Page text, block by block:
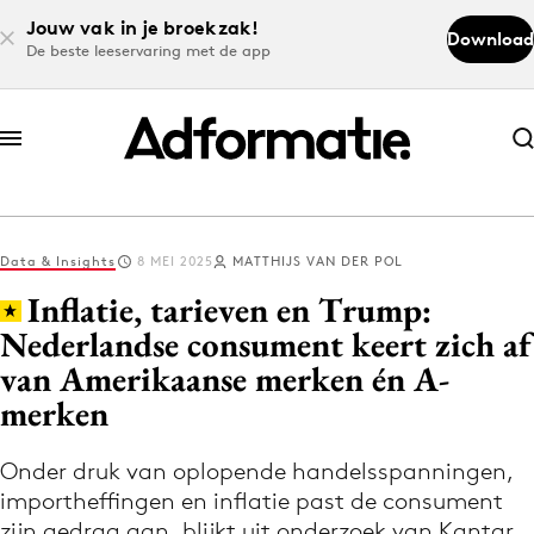
Jouw vak in je broekzak!
De beste leeservaring met de app
Download
Abonneer nu
Abonneer nu
Log in
Download de app
Volg het laatste nieuws via de Adformatie
Data & Insights 8 MEI 2025 MATTHIJS VAN DER POL
Inflatie, tarieven en Trump:
Nederlandse consument keert zich af
van Amerikaanse merken én A-
merken
Onder druk van oplopende handelsspanningen,
importheffingen en inflatie past de consument